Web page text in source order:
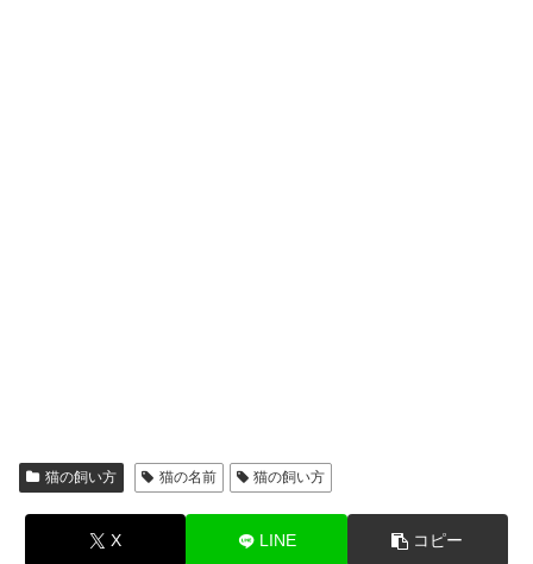
猫の飼い方 猫の名前 猫の飼い方
X LINE コピー